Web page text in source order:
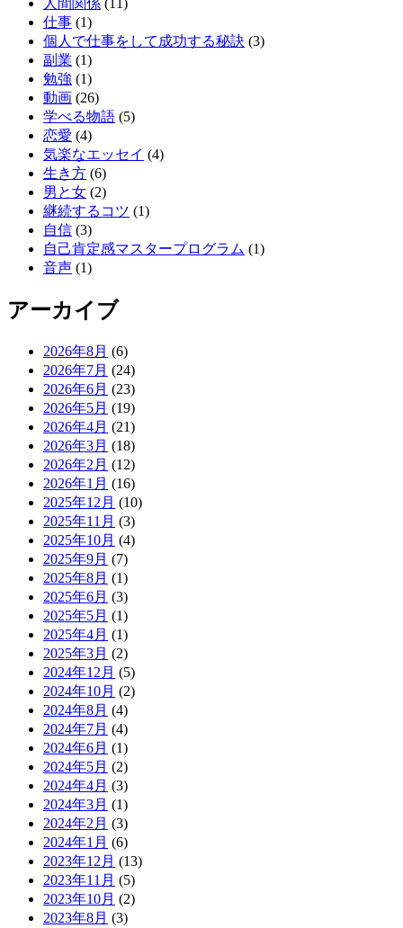
仕事 (1)
個人で仕事をして成功する秘訣 (3)
副業 (1)
勉強 (1)
動画 (26)
学べる物語 (5)
恋愛 (4)
気楽なエッセイ (4)
生き方 (6)
男と女 (2)
継続するコツ (1)
自信 (3)
自己肯定感マスタープログラム (1)
音声 (1)
アーカイブ
2026年8月 (6)
2026年7月 (24)
2026年6月 (23)
2026年5月 (19)
2026年4月 (21)
2026年3月 (18)
2026年2月 (12)
2026年1月 (16)
2025年12月 (10)
2025年11月 (3)
2025年10月 (4)
2025年9月 (7)
2025年8月 (1)
2025年6月 (3)
2025年5月 (1)
2025年4月 (1)
2025年3月 (2)
2024年12月 (5)
2024年10月 (2)
2024年8月 (4)
2024年7月 (4)
2024年6月 (1)
2024年5月 (2)
2024年4月 (3)
2024年3月 (1)
2024年2月 (3)
2024年1月 (6)
2023年12月 (13)
2023年11月 (5)
2023年10月 (2)
2023年8月 (3)